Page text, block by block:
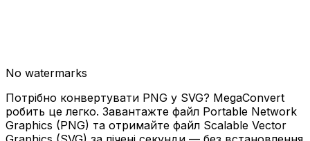
No watermarks
Потрібно конвертувати PNG у SVG? MegaConvert
робить це легко. Завантажте файл Portable Network
Graphics (PNG) та отримайте файл Scalable Vector